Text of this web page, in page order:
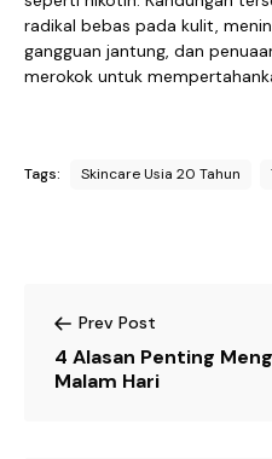
radikal bebas pada kulit,
gangguan jantung, dan
merokok untuk
Tags: Skincare Usia 20 Tahun
Prev Post
4 Alasan Penting
Malam Hari